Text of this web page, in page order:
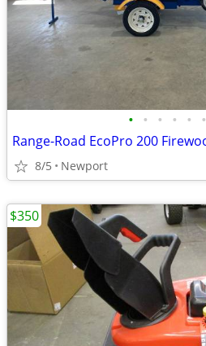
• • • • • •
8/5 Newport
$350